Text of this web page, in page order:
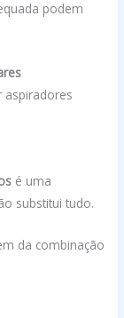
podem
aspiradores
é uma
substitui tudo.
da combinação